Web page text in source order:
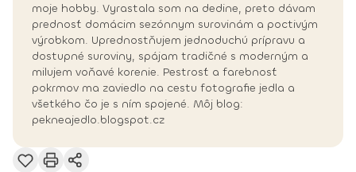
moje hobby. Vyrastala som na dedine, preto dávam
prednosť domácim sezónnym surovinám a poctivým
výrobkom. Uprednostňujem jednoduchú prípravu a
dostupné suroviny, spájam tradičné s moderným a
milujem voňavé korenie. Pestrosť a farebnosť
pokrmov ma zaviedlo na cestu fotografie jedla a
všetkého čo je s ním spojené. Môj blog:
pekneajedlo.blogspot.cz